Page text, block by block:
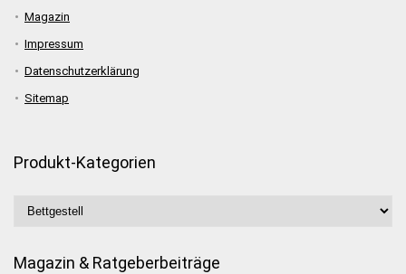
Magazin
Impressum
Datenschutzerklärung
Sitemap
Produkt-Kategorien
Magazin & Ratgeberbeiträge